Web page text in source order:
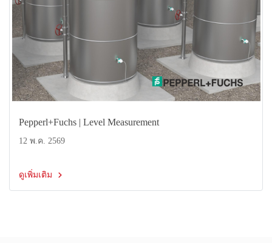
Pepperl+Fuchs | Level Measurement
12 พ.ค. 2569
ดูเพิ่มเติม